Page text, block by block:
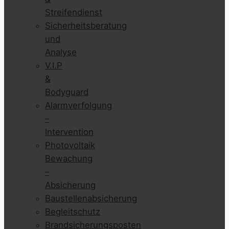
Streifendienst
Sicherheitsberatung
und
Analyse
V.I.P
&
Bodyguard
Alarmverfolgung
–
Intervention
Photovoltaik
Bewachung
–
Absicherung
Baustellenabsicherung
Begleitschutz
Brandsicherungsposten